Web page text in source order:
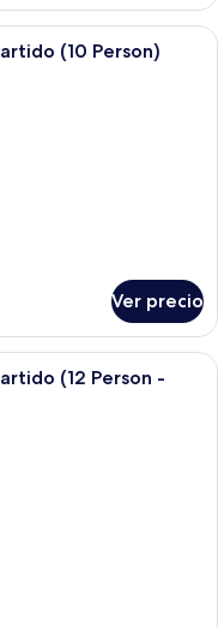
con literas, un lavabo y
(10 Person)
Ver precio
con literas, un escritorio
(12 Person -